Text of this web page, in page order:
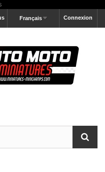
Connexion
Français